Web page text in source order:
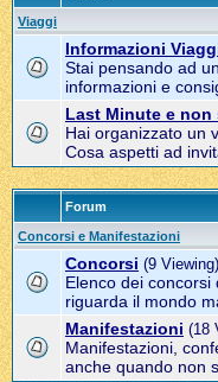
Viaggi
Informazioni
Stai pensando ad
informazioni e
Last Minute e non
Hai organizzato un
Cosa aspetti ad
Forum
Concorsi e Manifestazioni
Concorsi (9 Viewing)
Elenco dei
riguarda il mondo
Manifestazioni (18
Manifestazioni,
anche quando non